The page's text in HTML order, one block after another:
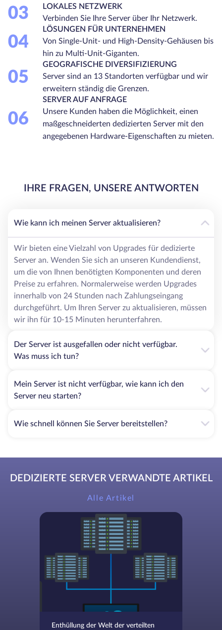
03
LOKALES NETZWERK
Verbinden Sie Ihre Server über Ihr Netzwerk.
04
LÖSUNGEN FÜR UNTERNEHMEN
Von Single-Unit- und High-Density-Gehäusen bis
hin zu Multi-Unit-Giganten.
05
GEOGRAFISCHE DIVERSIFIZIERUNG
Server sind an 13 Standorten verfügbar und wir
erweitern ständig die Grenzen.
06
SERVER AUF ANFRAGE
Unsere Kunden haben die Möglichkeit, einen
maßgeschneiderten dedizierten Server mit den
angegebenen Hardware-Eigenschaften zu mieten.
IHRE FRAGEN, UNSERE ANTWORTEN
Wie kann ich meinen Server aktualisieren?
Wir bieten eine Vielzahl von Upgrades für dedizierte
Server an. Wenden Sie sich an unseren Kundendienst,
um die von Ihnen benötigten Komponenten und deren
Preise zu erfahren. Normalerweise werden Upgrades
innerhalb von 24 Stunden nach Zahlungseingang
durchgeführt. Um Ihren Server zu aktualisieren, müssen
wir ihn für 10-15 Minuten herunterfahren.
Der Server ist ausgefallen oder nicht verfügbar.
Was muss ich tun?
Mein Server ist nicht verfügbar, wie kann ich den
Server neu starten?
Wie schnell können Sie Server bereitstellen?
DEDIZIERTE SERVER VERWANDTE ARTIKEL
Alle Artikel
Enthüllung der Welt der verteilten